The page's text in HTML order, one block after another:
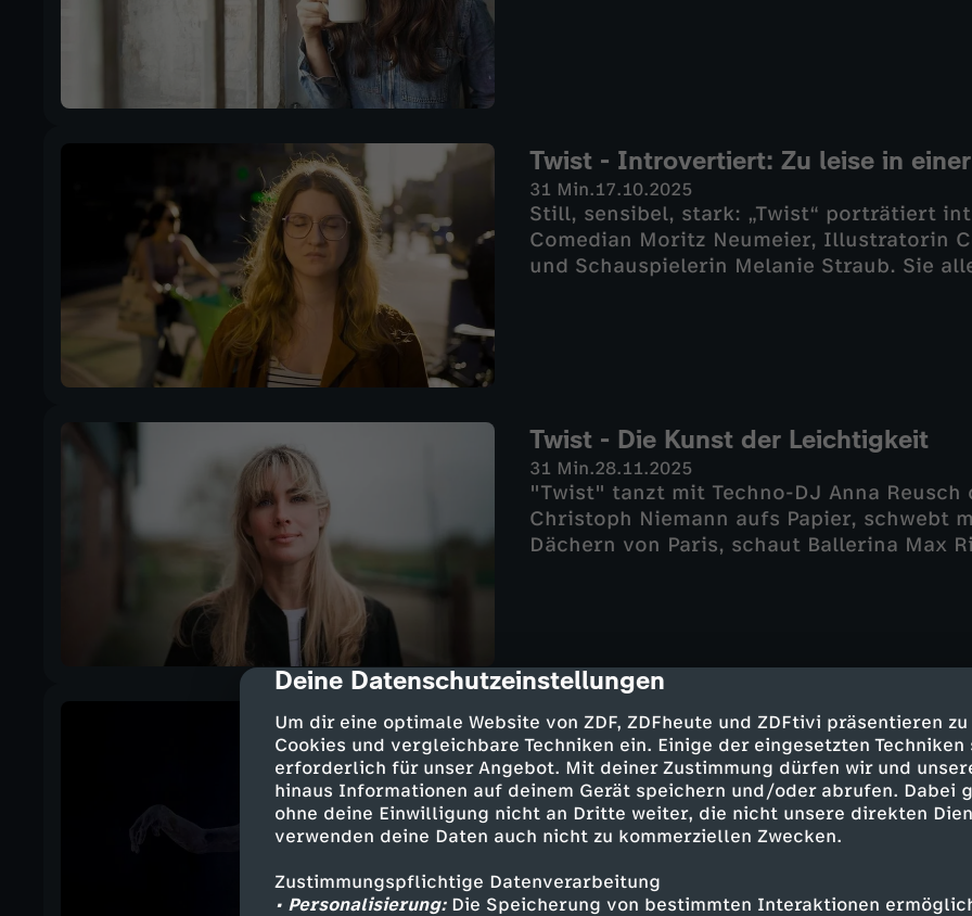
cmp-dialog-description
Deine Datenschutzeinstellungen
Um dir eine optimale Website von ZDF, ZDFheute und ZDFtivi präsentieren
Cookies und vergleichbare Techniken ein. Einige der eingesetzten
erforderlich für unser Angebot. Mit deiner Zustimmung dürfen wir und
hinaus Informationen auf deinem Gerät speichern und/oder abrufen. Dabei
ohne deine Einwilligung nicht an Dritte weiter, die nicht unsere direkten
verwenden deine Daten auch nicht zu kommerziellen Zwecken.
Zustimmungspflichtige Datenverarbeitung
• Personalisierung:Die Speicherung von bestimmten Interaktionen
Twist - Introvertiert: Zu leise in
31 Min.17.10.2025
Still, sensibel, stark: „Twist“ porträtiert
Comedian Moritz Neumeier, Illustratorin
und Schauspielerin Melanie Straub. Sie
Twist - Die Kunst der Leichtigkeit
31 Min.28.11.2025
"Twist" tanzt mit Techno-DJ Anna
Christoph Niemann aufs Papier, schwebt
Dächern von Paris, schaut Ballerina Max
Twist - Raus aus der Depression!
31 Min.10.10.2025 UT
Was macht uns depressiv? „Twist“ trifft
psychische Erkrankung kreativ
Fotokünstler Tino Zimmermann,
Perspektivlosigkeit – und dem Mut, offen